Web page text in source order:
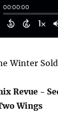
Winter
Revue -
Wings